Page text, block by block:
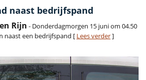
naast bedrijfspand
Rijn - Donderdagmorgen 15 juni om 04.50
naast een bedrijfspand [ Lees verder]